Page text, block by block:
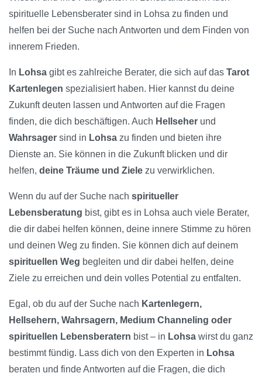
spirituelle Lebensberater sind in Lohsa zu finden und
helfen bei der Suche nach Antworten und dem Finden von
innerem Frieden.
In Lohsa gibt es zahlreiche Berater, die sich auf das Tarot
Kartenlegen spezialisiert haben. Hier kannst du deine
Zukunft deuten lassen und Antworten auf die Fragen
finden, die dich beschäftigen. Auch Hellseher und
Wahrsager sind in Lohsa zu finden und bieten ihre
Dienste an. Sie können in die Zukunft blicken und dir
helfen, deine Träume und Ziele zu verwirklichen.
Wenn du auf der Suche nach spiritueller
Lebensberatung bist, gibt es in Lohsa auch viele Berater,
die dir dabei helfen können, deine innere Stimme zu hören
und deinen Weg zu finden. Sie können dich auf deinem
spirituellen Weg begleiten und dir dabei helfen, deine
Ziele zu erreichen und dein volles Potential zu entfalten.
Egal, ob du auf der Suche nach Kartenlegern,
Hellsehern, Wahrsagern, Medium Channeling oder
spirituellen Lebensberatern bist – in Lohsa wirst du ganz
bestimmt fündig. Lass dich von den Experten in Lohsa
beraten und finde Antworten auf die Fragen, die dich